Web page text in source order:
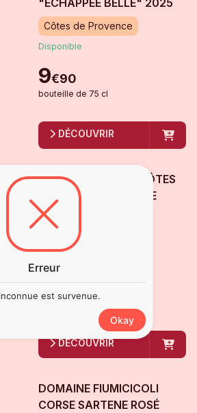
"ECHAPPÉE BELLE" 2025
Côtes de Provence
Disponible
9€90
bouteille de 75 cl
DÉCOUVRIR
MAS DE CADENET CÔTES
DE PROVENCE SAINTE
VICTOIRE ROSÉ
Côtes de Provence
13
bouteille
DÉCOUVRIR
DOMAINE FIUMICICOLI
CORSE SARTENE ROSÉ
Erreur
est survenue.
Okay